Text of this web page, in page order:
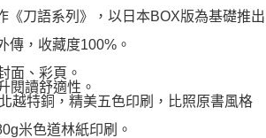
《刀語系列》，以日本BOX版為基礎推出
傳，收藏度100%。
面、彩頁。
閱讀舒適性。
越特銅，精美五色印刷，比照原書風格
米色道林紙印刷。